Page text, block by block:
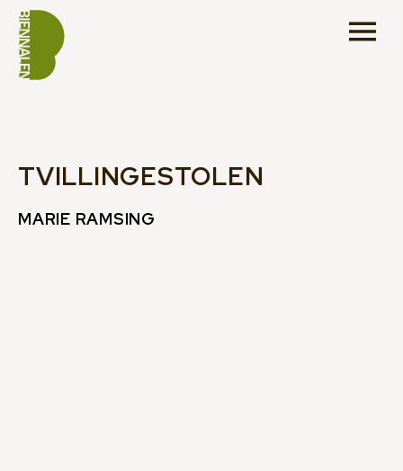
TVILLINGESTOLEN
MARIE RAMSING